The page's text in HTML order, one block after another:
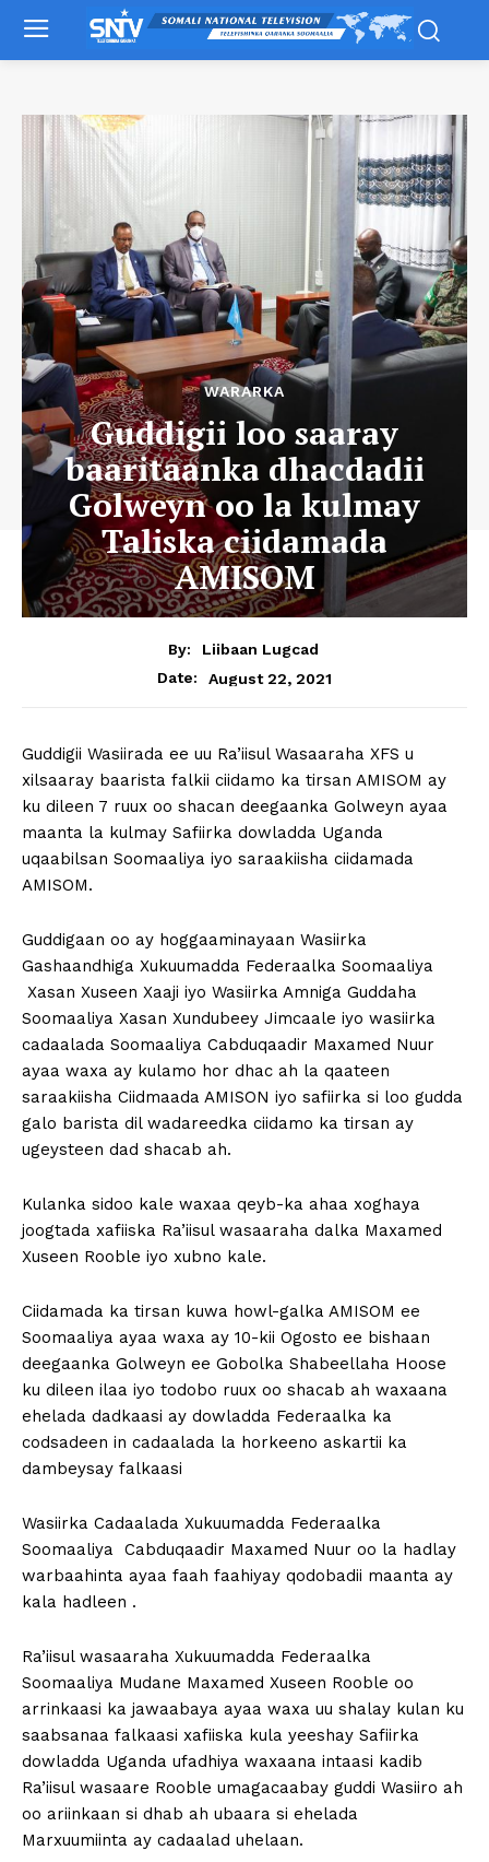
WARARKA
Guddigii loo saaray
baaritaanka dhacdadii
Golweyn oo la kulmay
Taliska ciidamada
AMISOM
By:
Liibaan Lugcad
Date:
August 22, 2021
Guddigii Wasiirada ee uu Ra’iisul Wasaaraha XFS u
xilsaaray baarista falkii ciidamo ka tirsan AMISOM ay
ku dileen 7 ruux oo shacan deegaanka Golweyn ayaa
maanta la kulmay Safiirka dowladda Uganda
uqaabilsan Soomaaliya iyo saraakiisha ciidamada
AMISOM.
Guddigaan oo ay hoggaaminayaan Wasiirka
Gashaandhiga Xukuumadda Federaalka Soomaaliya
Xasan Xuseen Xaaji iyo Wasiirka Amniga Guddaha
Soomaaliya Xasan Xundubeey Jimcaale iyo wasiirka
cadaalada Soomaaliya Cabduqaadir Maxamed Nuur
ayaa waxa ay kulamo hor dhac ah la qaateen
saraakiisha Ciidmaada AMISON iyo safiirka si loo gudda
galo barista dil wadareedka ciidamo ka tirsan ay
ugeysteen dad shacab ah.
Kulanka sidoo kale waxaa qeyb-ka ahaa xoghaya
joogtada xafiiska Ra’iisul wasaaraha dalka Maxamed
Xuseen Rooble iyo xubno kale.
Ciidamada ka tirsan kuwa howl-galka AMISOM ee
Soomaaliya ayaa waxa ay 10-kii Ogosto ee bishaan
deegaanka Golweyn ee Gobolka Shabeellaha Hoose
ku dileen ilaa iyo todobo ruux oo shacab ah waxaana
ehelada dadkaasi ay dowladda Federaalka ka
codsadeen in cadaalada la horkeeno askartii ka
dambeysay falkaasi
Wasiirka Cadaalada Xukuumadda Federaalka
Soomaaliya Cabduqaadir Maxamed Nuur oo la hadlay
warbaahinta ayaa faah faahiyay qodobadii maanta ay
kala hadleen .
Ra’iisul wasaaraha Xukuumadda Federaalka
Soomaaliya Mudane Maxamed Xuseen Rooble oo
arrinkaasi ka jawaabaya ayaa waxa uu shalay kulan ku
saabsanaa falkaasi xafiiska kula yeeshay Safiirka
dowladda Uganda ufadhiya waxaana intaasi kadib
Ra’iisul wasaare Rooble umagacaabay guddi Wasiiro ah
oo ariinkaan si dhab ah ubaara si ehelada
Marxuumiinta ay cadaalad uhelaan.